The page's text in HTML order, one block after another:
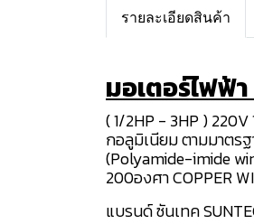
รายละเอียดสินค้า
มอเตอร์ไฟฟ้
( 1/2HP - 3HP ) 220V
กอลูมิเนียม ตามมาตร
(Polyamide-imide
200องศา COPPER
แบรนด์ ซันเทค